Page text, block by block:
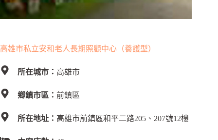
高雄市私立安和老人長期照顧中心（養護型）
所在城市： 高雄市
鄉鎮市區： 前鎮區
所在地址： 高雄市前鎮區和平二路205、207號12樓